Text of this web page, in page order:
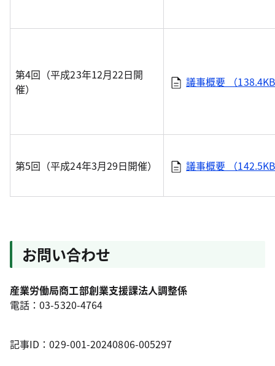
第4回（平成23年12月22日開
催）
議事概要 （
第5回（平成24年3月29日開催） 議事概要 （
お問い合わせ
産業労働局商工部創業支援課法人調整係
電話：03-5320-4764
記事ID：029-001-20240806-005297